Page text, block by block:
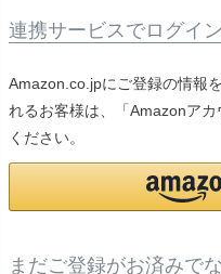
連携サービスでログイ
Amazon.co.jpにご登録の情報
れるお客様は、「Amazonア
ください。
まだご登録がお済みで